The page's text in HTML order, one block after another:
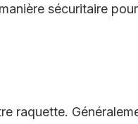
sécuritaire
raquette.